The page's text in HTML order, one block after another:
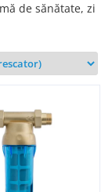
de sănătate, zi